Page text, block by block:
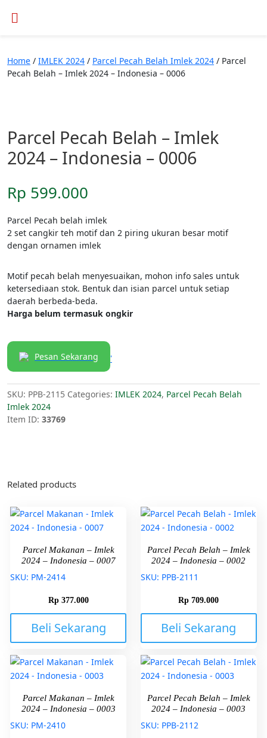
Home / IMLEK 2024 / Parcel Pecah Belah Imlek 2024 / Parcel
Pecah Belah – Imlek 2024 – Indonesia – 0006
Parcel Pecah Belah – Imlek
2024 – Indonesia – 0006
Rp 599.000
Parcel Pecah belah imlek
2 set cangkir teh motif dan 2 piring ukuran besar motif
dengan ornamen imlek
Motif pecah belah menyesuaikan, mohon info sales untuk
ketersediaan stok. Bentuk dan isian parcel untuk setiap
daerah berbeda-beda.
Harga belum termasuk ongkir
Pesan Sekarang '
SKU: PPB-2115 Categories: IMLEK 2024, Parcel Pecah Belah
Imlek 2024
Item ID: 33769
Related products
Parcel Makanan – Imlek
2024 – Indonesia – 0007
SKU: PM-2414
Rp377.000
Beli Sekarang
Parcel Pecah Belah – Imlek
2024 – Indonesia – 0002
SKU: PPB-2111
Rp 709.000
Beli Sekarang
Parcel Makanan – Imlek
2024 – Indonesia – 0003
SKU: PM-2410
Parcel Pecah Belah – Imlek
2024 – Indonesia – 0003
SKU: PPB-2112